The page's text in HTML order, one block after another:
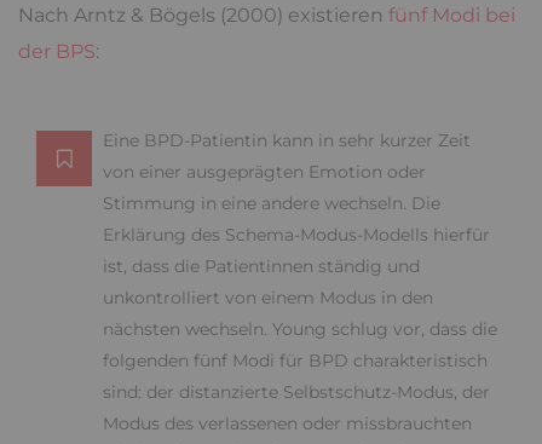
Nach Arntz & Bögels (2000) existieren fünf Modi bei
der BPS:
Eine BPD-Patientin kann in sehr kurzer Zeit
von einer ausgeprägten Emotion oder
Stimmung in eine andere wechseln. Die
Erklärung des Schema-Modus-Modells hierfür
ist, dass die Patientinnen ständig und
unkontrolliert von einem Modus in den
nächsten wechseln. Young schlug vor, dass die
folgenden fünf Modi für BPD charakteristisch
sind: der distanzierte Selbstschutz-Modus, der
Modus des verlassenen oder missbrauchten